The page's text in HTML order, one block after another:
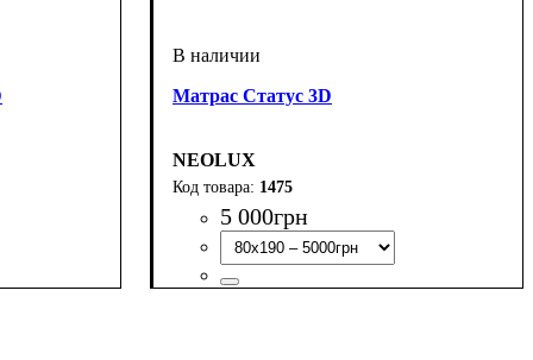
Матрас Статус 3D
NEOLUX
1475
5 000грн